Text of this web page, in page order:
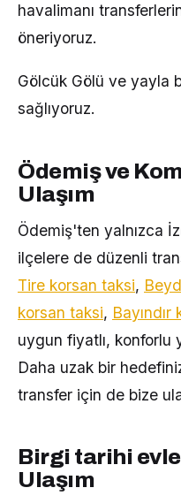
havalimanı
öneriyoruz.
Gölcük Gölü ve yayla
sağlıyoruz.
Ödemiş ve
Ulaşım
Ödemiş'ten yalnızca
ilçelere de düzenli
Tire korsan taksi,
korsan taksi,
uygun fiyatlı, konforlu
Daha uzak bir
transfer için de bize
Birgi tarihi
Ulaşım